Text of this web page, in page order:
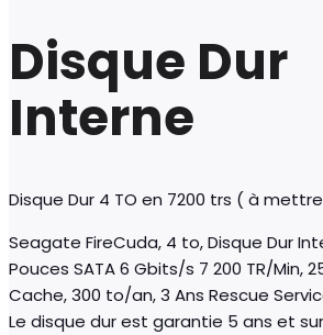
Disque Dur
Interne
Disque Dur 4 TO en 7200 trs ( à
Seagate FireCuda, 4 to, Disque Dur
Pouces SATA 6 Gbits/s 7 200 TR/Min,
Cache, 300 to/an, 3 Ans Rescue
Le disque dur est garantie 5 ans et